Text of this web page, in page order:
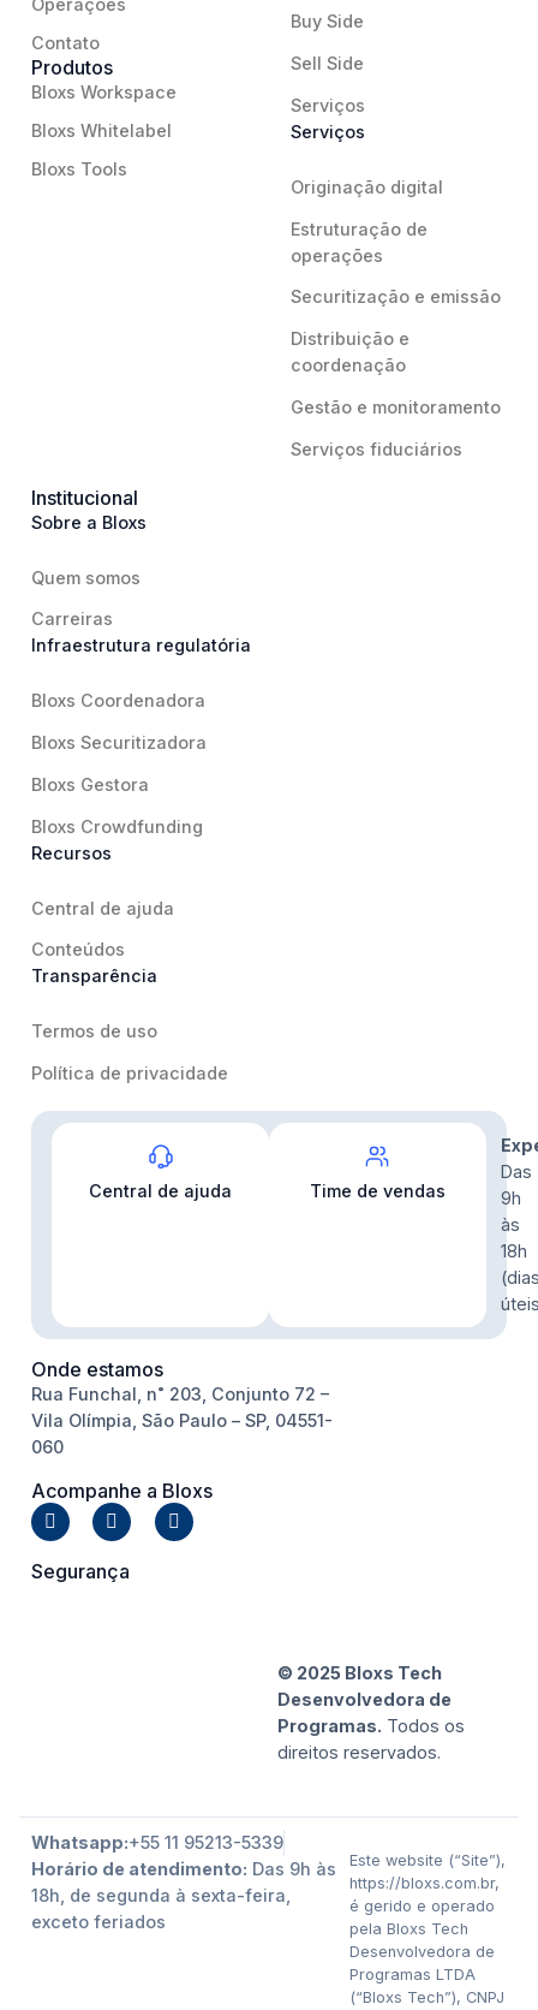
Operações
Contato
Produtos
Bloxs Workspace
Bloxs Whitelabel
Bloxs Tools
Buy Side
Sell Side
Serviços
Serviços
Originação digital
Estruturação de
operações
Securitização e emissão
Distribuição e
coordenação
Gestão e monitoramento
Serviços fiduciários
Institucional
Sobre a Bloxs
Quem somos
Carreiras
Infraestrutura regulatória
Bloxs Coordenadora
Bloxs Securitizadora
Bloxs Gestora
Bloxs Crowdfunding
Recursos
Central de ajuda
Conteúdos
Transparência
Termos de uso
Política de privacidade
Central de ajuda Time de vendas
Das
9h
às
18h
Onde estamos
Rua Funchal, n˚ 203, Conjunto 72 –
Vila Olímpia, São Paulo – SP, 04551-
060
Acompanhe a Bloxs
Segurança
© 2025 Bloxs Tech
Desenvolvedora de
Programas. Todos os
direitos reservados.
Whatsapp:+55 11 95213-5339
Horário de atendimento: Das 9h às
18h, de segunda à sexta-feira,
exceto feriados
Este website (“Site”),
https://bloxs.com.br,
é gerido e operado
pela Bloxs Tech
Desenvolvedora de
Programas LTDA
(“Bloxs Tech”), CNPJ